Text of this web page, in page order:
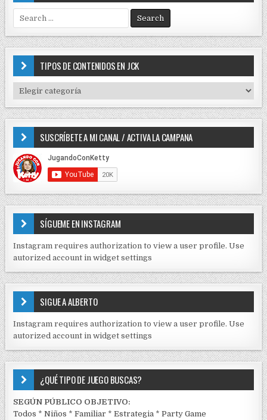
e
a
r
f
r
:
TIPOS DE CONTENIDOS EN JCK
I
P
D
E
C
O
N
T
I
D
S
E
J
C
K
SUSCRÍBETE A MI CANAL / ACTIVA LA CAMPANA
SÍGUEME EN INSTAGRAM
Instagram requires authorization to view a user profile. Use
autorized account in widget settings
SIGUE A ALBERTO
Instagram requires authorization to view a user profile. Use
autorized account in widget settings
¿QUÉ TIPO DE JUEGO BUSCAS?
SEGÚN PÚBLICO OBJETIVO:
Todos *Niños *Familiar *Estrategia *Party Game